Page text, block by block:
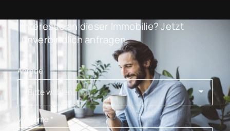
Interesse an dieser Immobilie? Jetzt
unverbindlich anfragen.
Anrede
Vorname *